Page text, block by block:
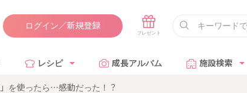
ログイン／新規登録
レシピ 成長アルバム 施設検索
を使ったら…感動だった！？